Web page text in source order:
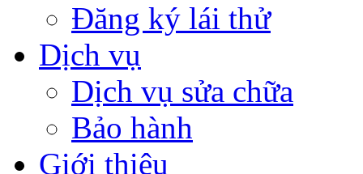
Đăng ký lái thử
Dịch vụ
Dịch vụ sửa chữa
Bảo hành
Giới thiệu